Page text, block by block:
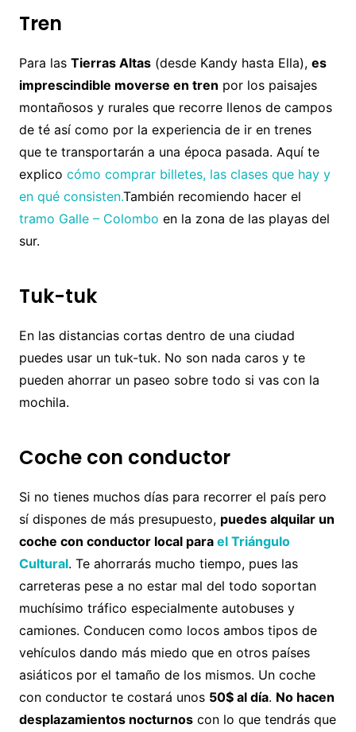
Tren
Para las Tierras Altas(desde Kandy hasta Ella), es
imprescindible moverse en tren por los paisajes
montañosos y rurales que recorre llenos de campos
de té así como por la experiencia de ir en trenes
que te transportarán a una época pasada. Aquí te
explico cómo comprar billetes, las clases que hay y
en qué consisten.También recomiendo hacer el
tramo Galle – Colombo en la zona de las playas del
sur.
Tuk-tuk
En las distancias cortas dentro de una ciudad
puedes usar un tuk-tuk. No son nada caros y te
pueden ahorrar un paseo sobre todo si vas con la
mochila.
Coche con conductor
Si no tienes muchos días para recorrer el país pero
sí dispones de más presupuesto, puedes alquilar un
coche con conductor local para el Triángulo
Cultural. Te ahorrarás mucho tiempo, pues las
carreteras pese a no estar mal del todo soportan
muchísimo tráfico especialmente autobuses y
camiones. Conducen como locos ambos tipos de
vehículos dando más miedo que en otros países
asiáticos por el tamaño de los mismos. Un coche
con conductor te costará unos 50$ al día. No hacen
desplazamientos nocturnoscon lo que tendrás que